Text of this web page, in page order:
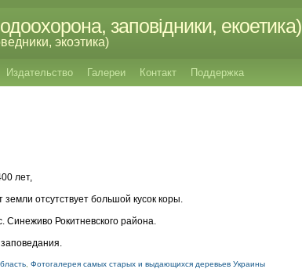
заповідники, екоетика)
экоэтика)
Издательство Галереи Контакт Поддержка
лет,
земли отсутствует большой кусок коры.
Синеживо Рокитневского района.
,Фотогалерея самых старых и выдающихся деревьев Украины